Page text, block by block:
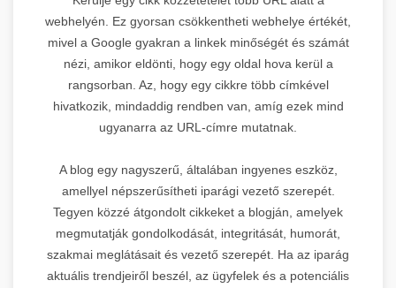
webhelyén. Ez gyorsan csökkentheti webhelye értékét,
mivel a Google gyakran a linkek minőségét és számát
nézi, amikor eldönti, hogy egy oldal hova kerül a
rangsorban. Az, hogy egy cikkre több címkével
hivatkozik, mindaddig rendben van, amíg ezek mind
ugyanarra az URL-címre mutatnak.
A blog egy nagyszerű, általában ingyenes eszköz,
amellyel népszerűsítheti iparági vezető szerepét.
Tegyen közzé átgondolt cikkeket a blogján, amelyek
megmutatják gondolkodását, integritását, humorát,
szakmai meglátásait és vezető szerepét. Ha az iparág
aktuális trendjeiről beszél, az ügyfelek és a potenciális